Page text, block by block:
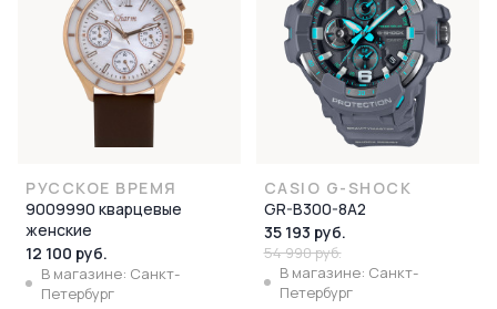
РУССКОЕ ВРЕМЯ
9009990 кварцевые
женские
12 100 руб.
В магазине: Санкт-
Петербург
CASIO G-SHOCK
GR-B300-8A2
35 193 руб.
54 990 руб.
В магазине: Санкт-
Петербург